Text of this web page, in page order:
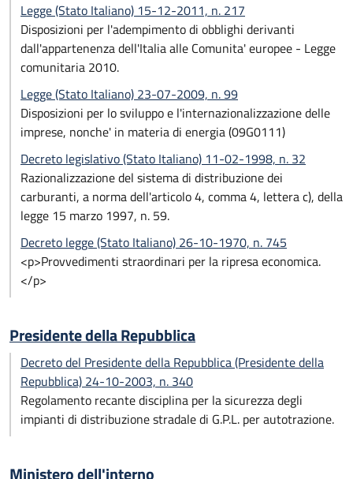
Legge (Stato Italiano) 15-12-2011, n. 217
Disposizioni per l'adempimento di obblighi derivanti
dall'appartenenza dell'Italia alle Comunita' europee - Legge
comunitaria 2010.
Legge (Stato Italiano) 23-07-2009, n. 99
Disposizioni per lo sviluppo e l'internazionalizzazione delle
imprese, nonche' in materia di energia (09G0111)
Decreto legislativo (Stato Italiano) 11-02-1998, n. 32
Razionalizzazione del sistema di distribuzione dei
carburanti, a norma dell'articolo 4, comma 4, lettera c), della
legge 15 marzo 1997, n. 59.
Decreto legge (Stato Italiano) 26-10-1970, n. 745
<p>Provvedimenti straordinari per la ripresa economica.
</p>
Presidente della Repubblica
Decreto del Presidente della Repubblica (Presidente della
Repubblica) 24-10-2003, n. 340
Regolamento recante disciplina per la sicurezza degli
impianti di distribuzione stradale di G.P.L. per autotrazione.
Ministero dell'interno